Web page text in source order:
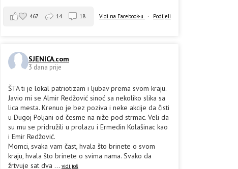
Vidi na Facebook-u · Podijeli
467 14 18
SJENICA.com
3 dana prije
ŠTA ti je lokal patriotizam i ljubav prema svom kraju.
Javio mi se Almir Redžović sinoć sa nekoliko slika sa
lica mesta. Krenuo je bez poziva i neke akcije da čisti
u Dugoj Poljani od česme na niže pod strmac. Veli da
su mu se pridružili u prolazu i Ermedin Kolašinac kao
i Emir Redžović.
Momci, svaka vam čast, hvala što brinete o svom
kraju, hvala što brinete o svima nama. Svako da
žrtvuje sat dva ... vidi još